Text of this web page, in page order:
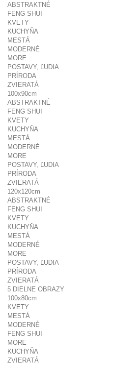
ABSTRAKTNÉ
FENG SHUI
KVETY
KUCHYŇA
MESTÁ
MODERNÉ
MORE
POSTAVY, ĽUDIA
PRÍRODA
ZVIERATÁ
100x90cm
ABSTRAKTNÉ
FENG SHUI
KVETY
KUCHYŇA
MESTÁ
MODERNÉ
MORE
POSTAVY, ĽUDIA
PRÍRODA
ZVIERATÁ
120x120cm
ABSTRAKTNÉ
FENG SHUI
KVETY
KUCHYŇA
MESTÁ
MODERNÉ
MORE
POSTAVY, ĽUDIA
PRÍRODA
ZVIERATÁ
5 DIELNE OBRAZY
100x80cm
KVETY
MESTÁ
MODERNÉ
FENG SHUI
MORE
KUCHYŇA
ZVIERATÁ